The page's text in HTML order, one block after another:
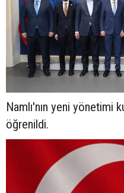
Namlı'nın yeni yönetimi
öğrenildi.